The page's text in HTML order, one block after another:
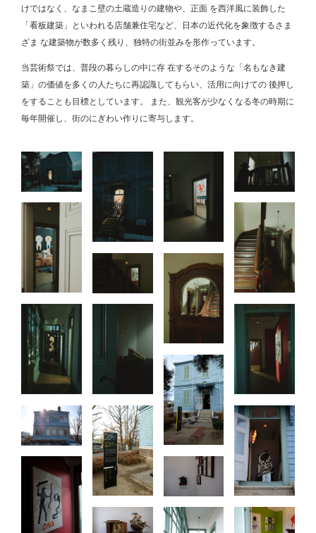
けではなく、なまこ壁の土蔵造りの建物や、正面 を西洋風に装飾した
「看板建築」といわれる店舗兼住宅など、日本の近代化を象徴するさま
ざま な建築物が数多く残り、独特の街並みを形作っています。
当芸術祭では、普段の暮らしの中に存 在するそのような「名もなき建
築」の価値を多くの人たちに再認識してもらい、活用に向けての 後押し
をすることも目標としています。 また、観光客が少なくなる冬の時期に
毎年開催し、街のにぎわい作りに寄与します。